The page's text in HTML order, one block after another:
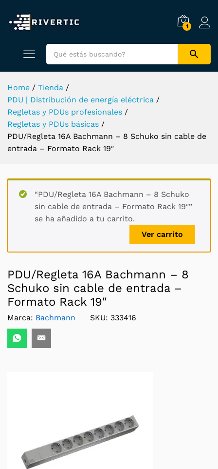
1
Home / Tienda /
PDU | Distribución de energía eléctrica /
Regletas y PDUs profesionales /
Regletas y PDUs básicas /
PDU/Regleta 16A Bachmann – 8 Schuko sin cable de
entrada – Formato Rack 19″
“PDU/Regleta 16A Bachmann – 8 Schuko
sin cable de entrada – Formato Rack 19″”
se ha añadido a tu carrito.
Ver carrito
PDU/Regleta 16A Bachmann – 8
Schuko sin cable de entrada –
Formato Rack 19″
Marca: Bachmann SKU: 333416